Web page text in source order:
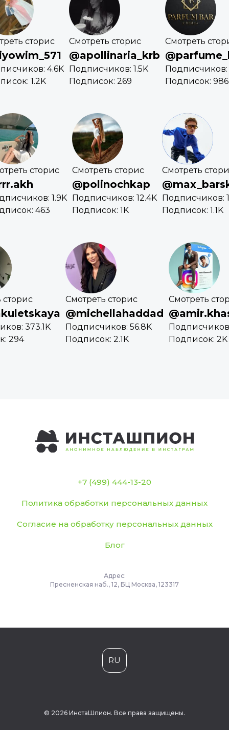
сторис
4.6K
1.2K
Смотреть сторис
@apollinaria_krb
Подписчиков: 1.5K
Подписок: 269
Смотреть
Подписчиков:
Подписок: 986
сторис
1.9K
463
Смотреть сторис
@polinochkap
Подписчиков: 12.4K
Подписок: 1K
Смотреть
Подписчиков:
Подписок: 1.1K
сторис
373.1K
294
Смотреть сторис
@michellahaddad
Подписчиков: 56.8K
Подписок: 2.1K
Смотреть
Подписок: 2K
+7 (499) 444-13-20
Политика обработки персональных данных
Согласие на обработку персональных данных
Блог
Адрес:
Пресненская наб., 12, БЦ Москва, 123317
RU
© 2026 ИнстаШпион. Все права защищены.